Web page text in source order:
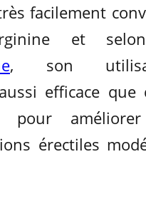
facilement
et
, son
efficace que
pour
érectiles